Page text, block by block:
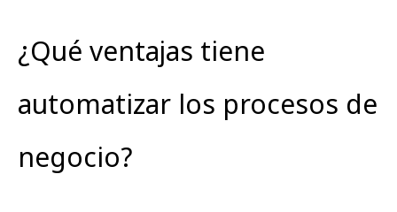
¿Qué ventajas tiene
automatizar los procesos de
negocio?